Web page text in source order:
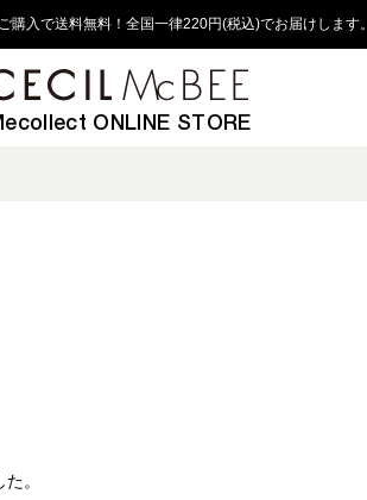
購入で送料無料！全国一律220円(税込)でお届けします。
ONLINE STORE
。